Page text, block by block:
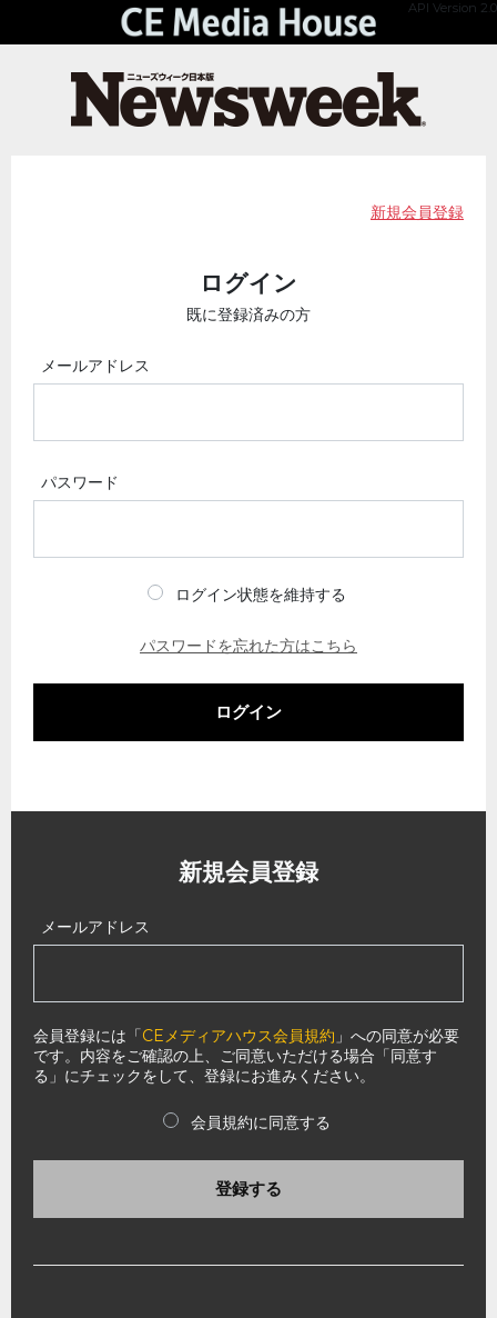
API Version 2.0
新規会員登録
ログイン
既に登録済みの方
メールアドレス
パスワード
ログイン状態を維持する
パスワードを忘れた方はこちら
ログイン
新規会員登録
メールアドレス
会員登録には「CEメディアハウス会員規約 」への同意が必要
です。内容をご確認の上、ご同意いただける場合「同意す
る」にチェックをして、登録にお進みください。
会員規約に同意する
登録する